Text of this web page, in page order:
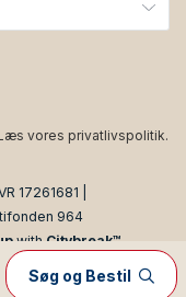
Søg og Bestil
vores privatlivspolitik.
17261681 |
964
with Citybreak™